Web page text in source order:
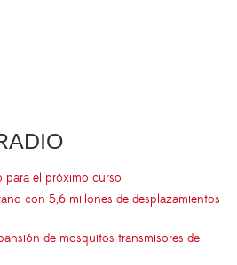
para el próximo curso
con 5,6 millones de desplazamientos
de mosquitos transmisores de